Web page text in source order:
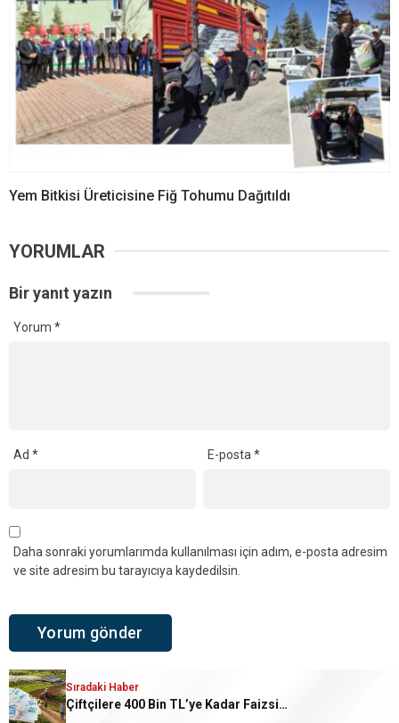
Sıradaki Haber
Organik Pekmez Üretimi Projesi Kapsamında Çiftçilere 18 Bin TL Hibe Desteği
Sıradaki Haber
Çiftçilere 400 Bin TL’ye Kadar Faizsiz Tarımsal Kredi Desteği Başladı
Yem Bitkisi Üreticisine Fiğ Tohumu Dağıtıldı
YORUMLAR
Bir yanıt yazın
Yorum *
Ad * E-posta*
Daha sonraki yorumlarımda kullanılması için adım, e-posta adresim
ve site adresim bu tarayıcıya kaydedilsin.